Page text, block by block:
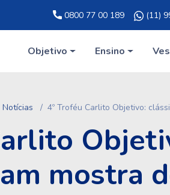
0800 77 00 189 (11)
Objetivo Ensino
Notícias 4º Troféu Carlito Objetivo:
mostra